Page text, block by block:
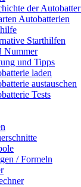
der
Autobatterien
Starthilfen
Nummer
und Tipps
laden
austauschen
Tests
/ Formeln